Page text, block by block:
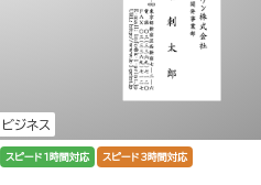
ビジネス
スピード1時間対応 スピード3時間対応